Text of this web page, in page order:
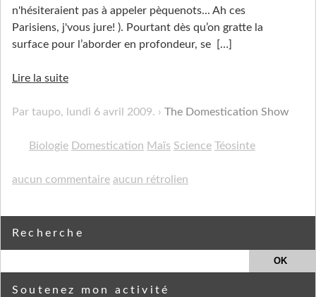
n'hésiteraient pas à appeler pèquenots... Ah ces
Parisiens, j'vous jure! ). Pourtant dès qu’on gratte la
surface pour l’aborder en profondeur, se
[…]
Lire la suite
Par taupo, lundi 6 avril 2009. The Domestication Show
Biologie Domestication Maïs Science Téosinte
aucun commentaire aucun rétrolien
Recherche
Soutenez mon activité